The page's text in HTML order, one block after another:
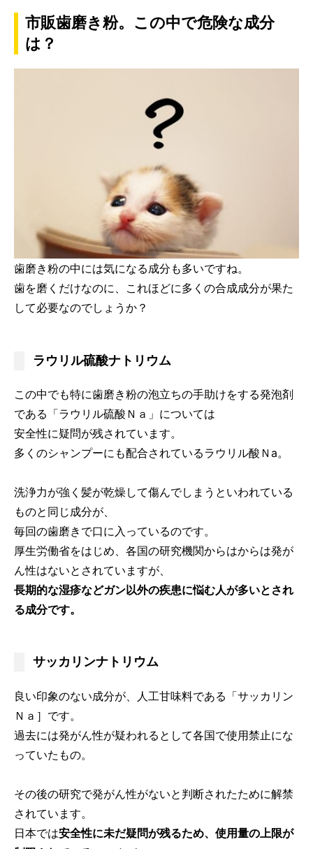
市販歯磨き粉。この中で危険な成分
は？
歯磨き粉の中には気になる成分も多いですね。
歯を磨くだけなのに、これほどに多くの合成成分が果た
して必要なのでしょうか？
ラウリル硫酸ナトリウム
この中でも特に歯磨き粉の泡立ちの手助けをする発泡剤
である「ラウリル硫酸Ｎａ」については
安全性に疑問が残されています。
多くのシャンプーにも配合されているラウリル酸Ｎa。
洗浄力が強く髪が乾燥して傷んでしまうといわれている
ものと同じ成分が、
毎回の歯磨きで口に入っているのです。
厚生労働省をはじめ、各国の研究機関からはからは発が
ん性はないとされていますが、
長期的な湿疹などガン以外の疾患に悩む人が多いとされ
る成分です。
サッカリンナトリウム
良い印象のない成分が、人工甘味料である「サッカリン
Ｎａ］です。
過去には発がん性が疑われるとして各国で使用禁止にな
っていたもの。
その後の研究で発がん性がないと判断されたために解禁
されています。
日本では安全性に未だ疑問が残るため、使用量の上限が